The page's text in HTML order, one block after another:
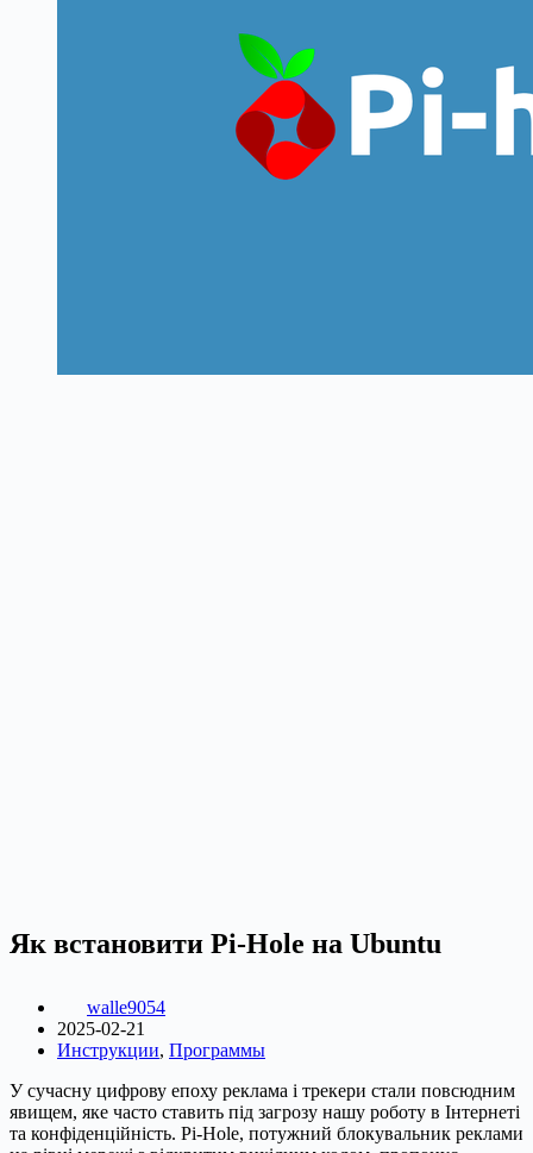
Як встановити Pi-Hole на Ubuntu
walle9054
2025-02-21
Инструкции, Программы
У сучасну цифрову епоху реклама і трекери стали повсюдним
явищем, яке часто ставить під загрозу нашу роботу в Інтернеті
та конфіденційність. Pi-Hole, потужний блокувальник реклами